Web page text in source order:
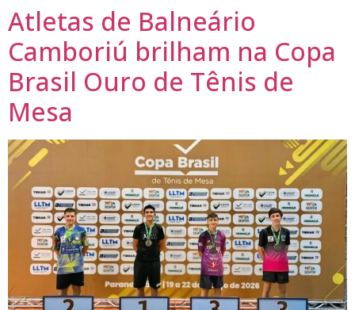
Atletas de Balneário
Camboriú brilham na Copa
Brasil Ouro de Tênis de
Mesa